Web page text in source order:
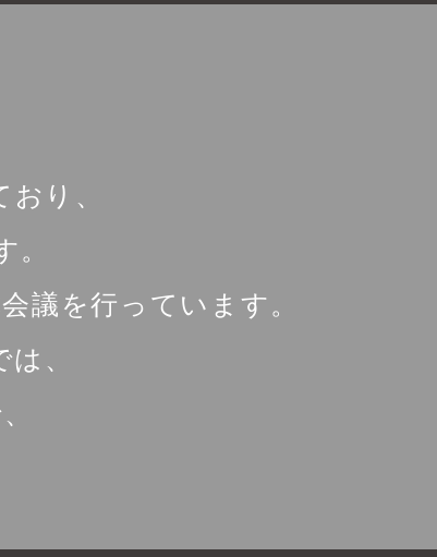
り、
議を行っています。
、